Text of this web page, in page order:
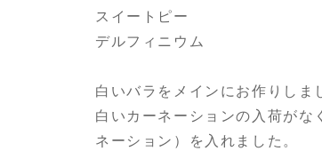
スイートピー
デルフィニウム
白いバラをメインにお作りしま
白いカーネーションの入荷がな
ネーション）を入れました。